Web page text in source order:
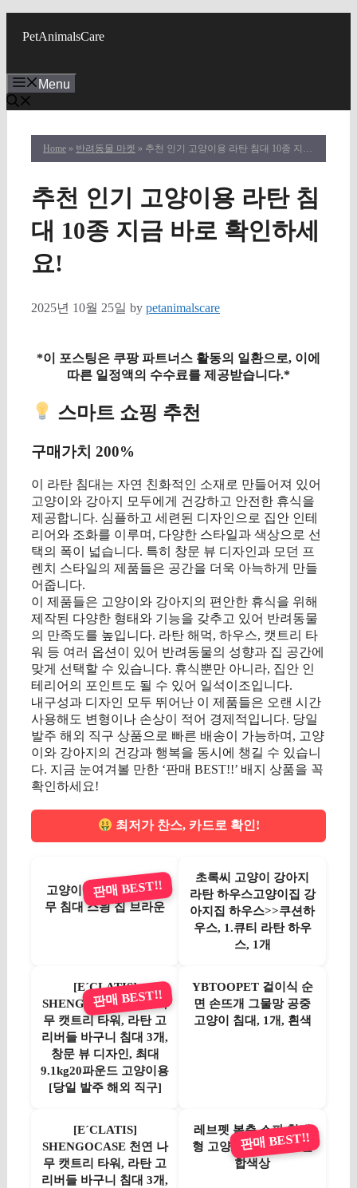
PetAnimalsCare
Menu
Home » 반려동물 마켓 » 추천 인기 고양이용 라탄 침대 10종 지금 바로 확인하세요!
추천 인기 고양이용 라탄 침
대 10종 지금 바로 확인하세
요!
2025년 10월 25일 by petanimalscare
*이 포스팅은 쿠팡 파트너스 활동의 일환으로, 이에
따른 일정액의 수수료를 제공받습니다.*
스마트 쇼핑 추천
구매가치 200%
이 라탄 침대는 자연 친화적인 소재로 만들어져 있어
고양이와 강아지 모두에게 건강하고 안전한 휴식을
제공합니다. 심플하고 세련된 디자인으로 집안 인테
리어와 조화를 이루며, 다양한 스타일과 색상으로 선
택의 폭이 넓습니다. 특히 창문 뷰 디자인과 모던 프
렌치 스타일의 제품들은 공간을 더욱 아늑하게 만들
어줍니다.
이 제품들은 고양이와 강아지의 편안한 휴식을 위해
제작된 다양한 형태와 기능을 갖추고 있어 반려동물
의 만족도를 높입니다. 라탄 해먹, 하우스, 캣트리 타
워 등 여러 옵션이 있어 반려동물의 성향과 집 공간에
맞게 선택할 수 있습니다. 휴식뿐만 아니라, 집안 인
테리어의 포인트도 될 수 있어 일석이조입니다.
내구성과 디자인 모두 뛰어난 이 제품들은 오랜 시간
사용해도 변형이나 손상이 적어 경제적입니다. 당일
발주 해외 직구 상품으로 빠른 배송이 가능하며, 고양
이와 강아지의 건강과 행복을 동시에 챙길 수 있습니
다. 지금 눈여겨볼 만한 ‘판매 BEST!!’ 배지 상품을 꼭
확인하세요!
최저가 찬스, 카드로 확인!
고양이 해먹 라탄 등나
무 침대 스읭 집 브라운
판매 BEST!!
초록씨 고양이 강아지
라탄 하우스고양이집 강
아지집 하우스>>쿠션하
우스, 1.큐티 라탄 하우
스, 1개
[EˊCLATIS]
SHENGOCASE 천연 나
무 캣트리 타워, 라탄 고
리버들 바구니 침대 3개,
창문 뷰 디자인, 최대
9.1kg20파운드 고양이용
[당일 발주 해외 직구]
판매 BEST!!
YBTOOPET 걸이식 순
면 손뜨개 그물망 공중
고양이 침대, 1개, 흰색
[EˊCLATIS]
SHENGOCASE 천연 나
무 캣트리 타워, 라탄 고
리버들 바구니 침대 3개,
레브펫 복층 소파 침대
형 고양이 해먹, 1개, 혼
합색상
판매 BEST!!